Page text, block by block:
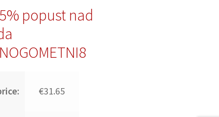
popust nad
€31.65